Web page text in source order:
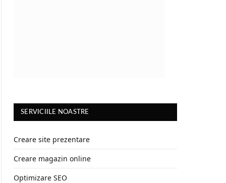
SERVICIILE NOASTRE
Creare site prezentare
Creare magazin online
Optimizare SEO